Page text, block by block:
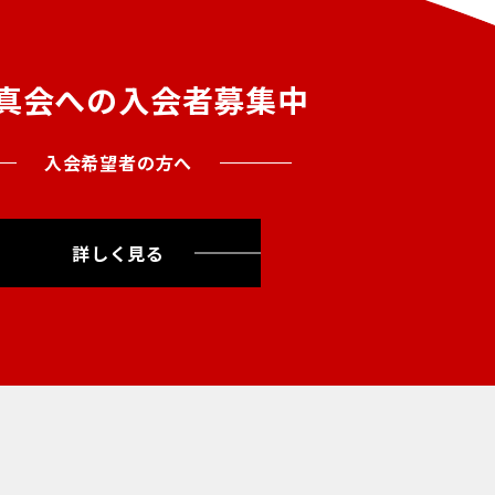
会への入会者募集中
入会希望者の方へ
詳しく見る